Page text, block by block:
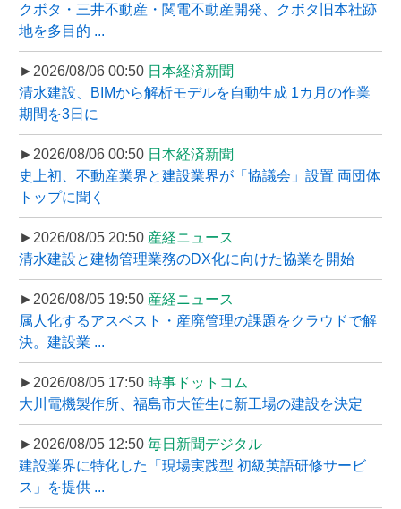
クボタ・三井不動産・関電不動産開発、クボタ旧本社跡
地を多目的 ...
►2026/08/06 00:50 日本経済新聞
清水建設、BIMから解析モデルを自動生成 1カ月の作業
期間を3日に
►2026/08/06 00:50 日本経済新聞
史上初、不動産業界と建設業界が「協議会」設置 両団体
トップに聞く
►2026/08/05 20:50 産経ニュース
清水建設と建物管理業務のDX化に向けた協業を開始
►2026/08/05 19:50 産経ニュース
属人化するアスベスト・産廃管理の課題をクラウドで解
決。建設業 ...
►2026/08/05 17:50 時事ドットコム
大川電機製作所、福島市大笹生に新工場の建設を決定
►2026/08/05 12:50 毎日新聞デジタル
建設業界に特化した「現場実践型 初級英語研修サービ
ス」を提供 ...